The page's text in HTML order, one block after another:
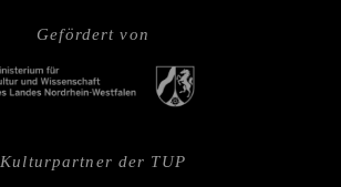
Gefördert von
Kulturpartner der TUP